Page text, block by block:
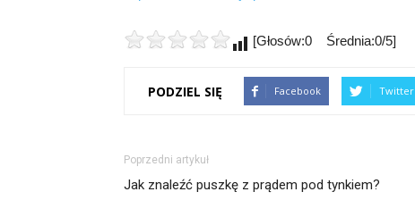
[Głosów:0 Średnia:0/5]
PODZIEL SIĘ Facebook Twitter
Poprzedni artykuł
Jak znaleźć puszkę z prądem pod tynkiem?